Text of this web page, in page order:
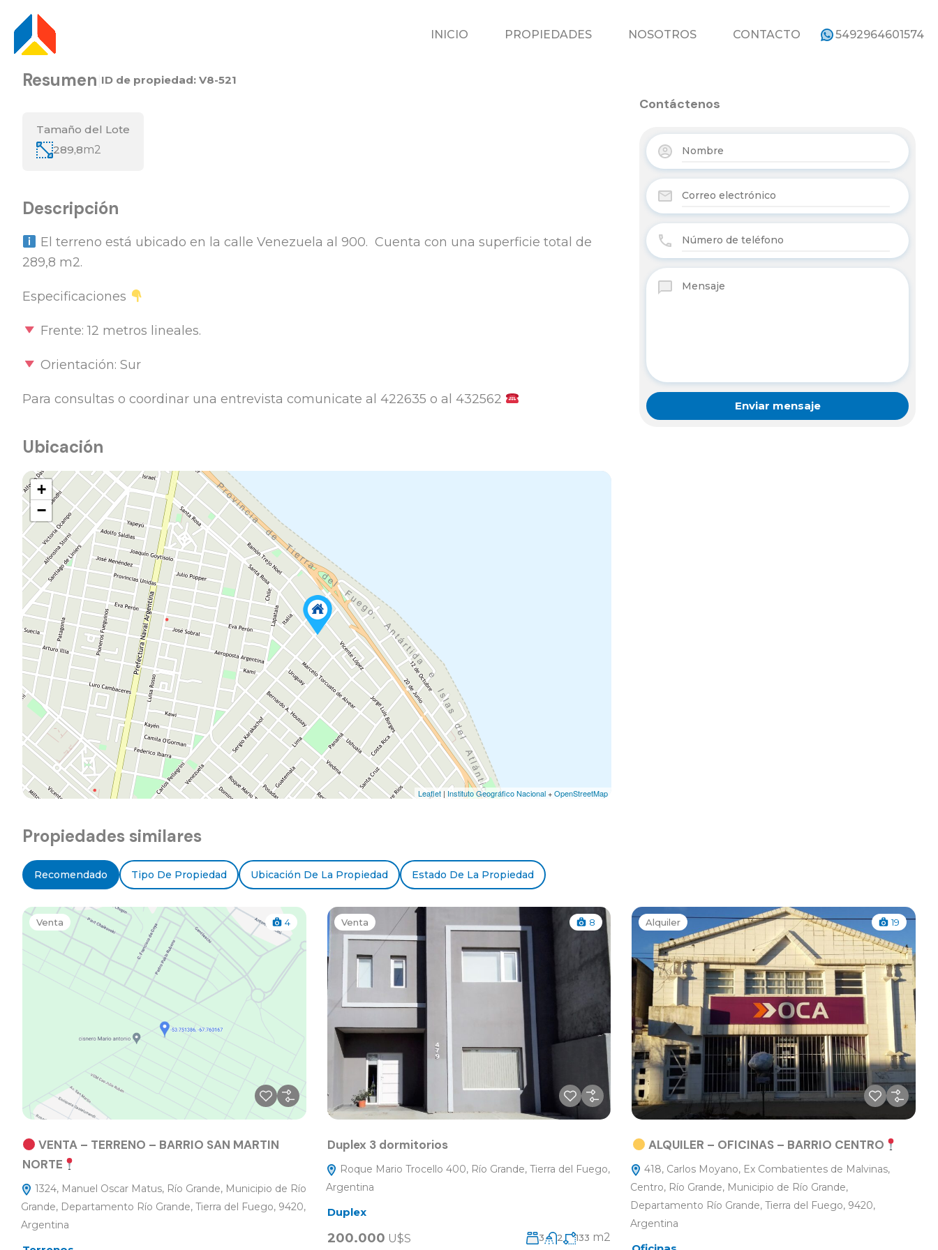
INICIO PROPIEDADES NOSOTROS CONTACTO
INICIO PROPIEDADES NOSOTROS CONTACTO 5492964601574
Resumen ID de propiedad: V8-521
Tamaño del Lote
289,8m2
Descripción
El terreno está ubicado en la calle Venezuela al 900. Cuenta con una superficie total de
289,8 m2.
Especificaciones
Frente: 12 metros lineales.
Orientación: Sur
Para consultas o coordinar una entrevista comunicate al 422635 o al 432562
Ubicación
+
−
Leaflet | Instituto Geográfico Nacional+OpenStreetMap
Contáctenos
Propiedades similares
Recomendado Tipo De Propiedad Ubicación De La Propiedad Estado De La Propiedad
Venta 4
VENTA – TERRENO – BARRIO SAN MARTIN
NORTE
1324, Manuel Oscar Matus, Río Grande, Municipio de Río
Grande, Departamento Río Grande, Tierra del Fuego, 9420,
Argentina
Venta 8
Duplex 3 dormitorios
Roque Mario Trocello 400, Río Grande, Tierra del Fuego,
Argentina
Duplex
200.000 U$S 3 2 133 m2
Alquiler 19
ALQUILER – OFICINAS – BARRIO CENTRO
418, Carlos Moyano, Ex Combatientes de Malvinas,
Centro, Río Grande, Municipio de Río Grande,
Departamento Río Grande, Tierra del Fuego, 9420,
Argentina